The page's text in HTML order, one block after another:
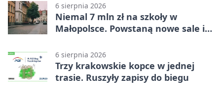
6 sierpnia 2026
Niemal 7 mln zł na szkoły w
Małopolsce. Powstaną nowe sale i
6 sierpnia 2026
Trzy krakowskie kopce w jednej
trasie. Ruszyły zapisy do biegu